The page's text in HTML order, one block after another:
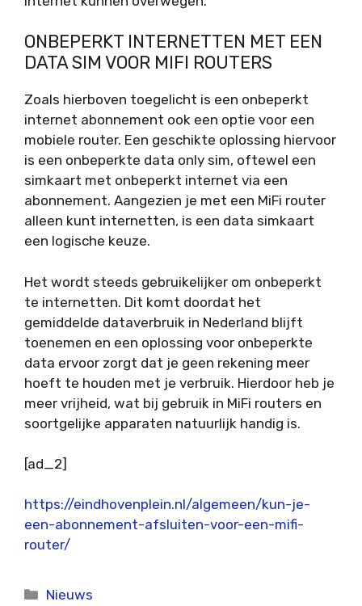
ONBEPERKT INTERNETTEN MET EEN
DATA SIM VOOR MIFI ROUTERS
Zoals hierboven toegelicht is een onbeperkt
internet abonnement ook een optie voor een
mobiele router. Een geschikte oplossing hiervoor
is een onbeperkte data only sim, oftewel een
simkaart met onbeperkt internet via een
abonnement. Aangezien je met een MiFi router
alleen kunt internetten, is een data simkaart
een logische keuze.
Het wordt steeds gebruikelijker om onbeperkt
te internetten. Dit komt doordat het
gemiddelde dataverbruik in Nederland blijft
toenemen en een oplossing voor onbeperkte
data ervoor zorgt dat je geen rekening meer
hoeft te houden met je verbruik. Hierdoor heb je
meer vrijheid, wat bij gebruik in MiFi routers en
soortgelijke apparaten natuurlijk handig is.
[ad_2]
https://eindhovenplein.nl/algemeen/kun-je-
een-abonnement-afsluiten-voor-een-mifi-
router/
Categorieën
Nieuws